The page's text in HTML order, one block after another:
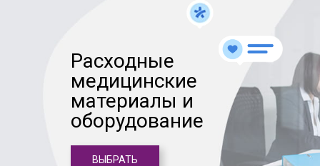
Расходные
медицинские
материалы и
оборудование
ВЫБРАТЬ